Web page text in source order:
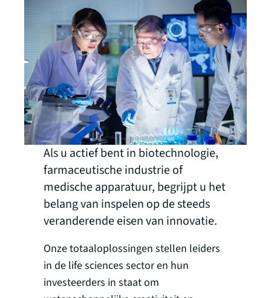
Als u actief bent in biotechnologie,
farmaceutische industrie of
medische apparatuur, begrijpt u het
belang van inspelen op de steeds
veranderende eisen van innovatie.
Onze totaaloplossingen stellen leiders
in de life sciences sector en hun
investeerders in staat om